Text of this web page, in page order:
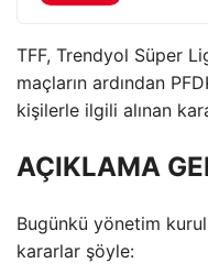
TFF, Trendyol Süper
maçların ardından
kişilerle ilgili alınan
AÇIKLAMA
Bugünkü yönetim
kararlar şöyle: